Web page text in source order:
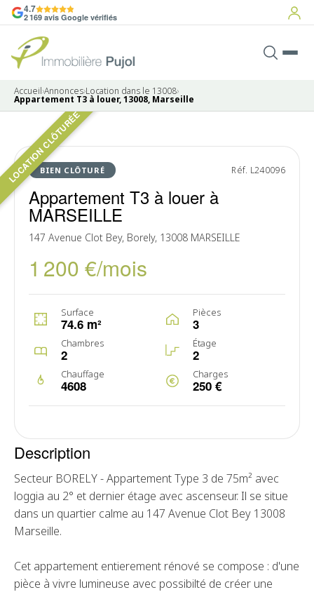
4.7
2 169 avis Google vérifiés
Accueil›Annonces›Location dans le 13008›
Appartement T3 à louer, 13008, Marseille
LOCATION CLÔTURÉE
BIEN CLÔTURÉ Réf. L240096
Appartement T3 à louer à
MARSEILLE
147 Avenue Clot Bey, Borely, 13008 MARSEILLE
1 200 €/mois
Surface
74.6 m²
Pièces
3
Chambres
2
Étage
2
Chauffage
4608
Charges
250 €
LOUÉ
Description
Secteur BORELY - Appartement Type 3 de 75m² avec
loggia au 2° et dernier étage avec ascenseur. Il se situe
dans un quartier calme au 147 Avenue Clot Bey 13008
Marseille.
Cet appartement entierement rénové se compose : d'une
pièce à vivre lumineuse avec possibilté de créer une